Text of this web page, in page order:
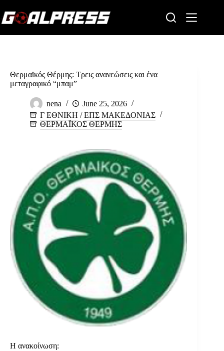
to
content
Θερμαϊκός Θέρμης: Τρεις ανανεώσεις και ένα
μεταγραφικό “μπαμ”
nena
June 25, 2026
Γ ΕΘΝΙΚΗ /ΕΠΣ ΜΑΚΕΔΟΝΙΑΣ
ΘΕΡΜΑΪΚΟΣ ΘΕΡΜΗΣ
Η ανακοίνωση: